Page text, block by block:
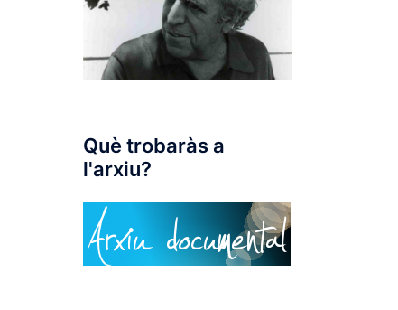
Què trobaràs a
l'arxiu?